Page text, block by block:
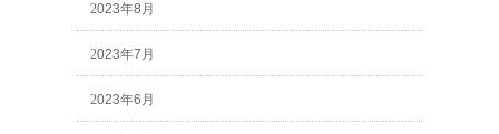
2023年8月
2023年7月
2023年6月